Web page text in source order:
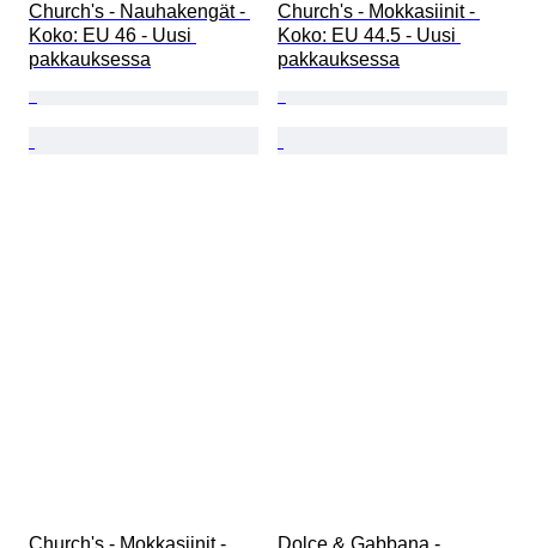
Church's - Nauhakengät -
Koko: EU 46 - Uusi
pakkauksessa
Church's - Mokkasiinit -
Koko: EU 44.5 - Uusi
pakkauksessa